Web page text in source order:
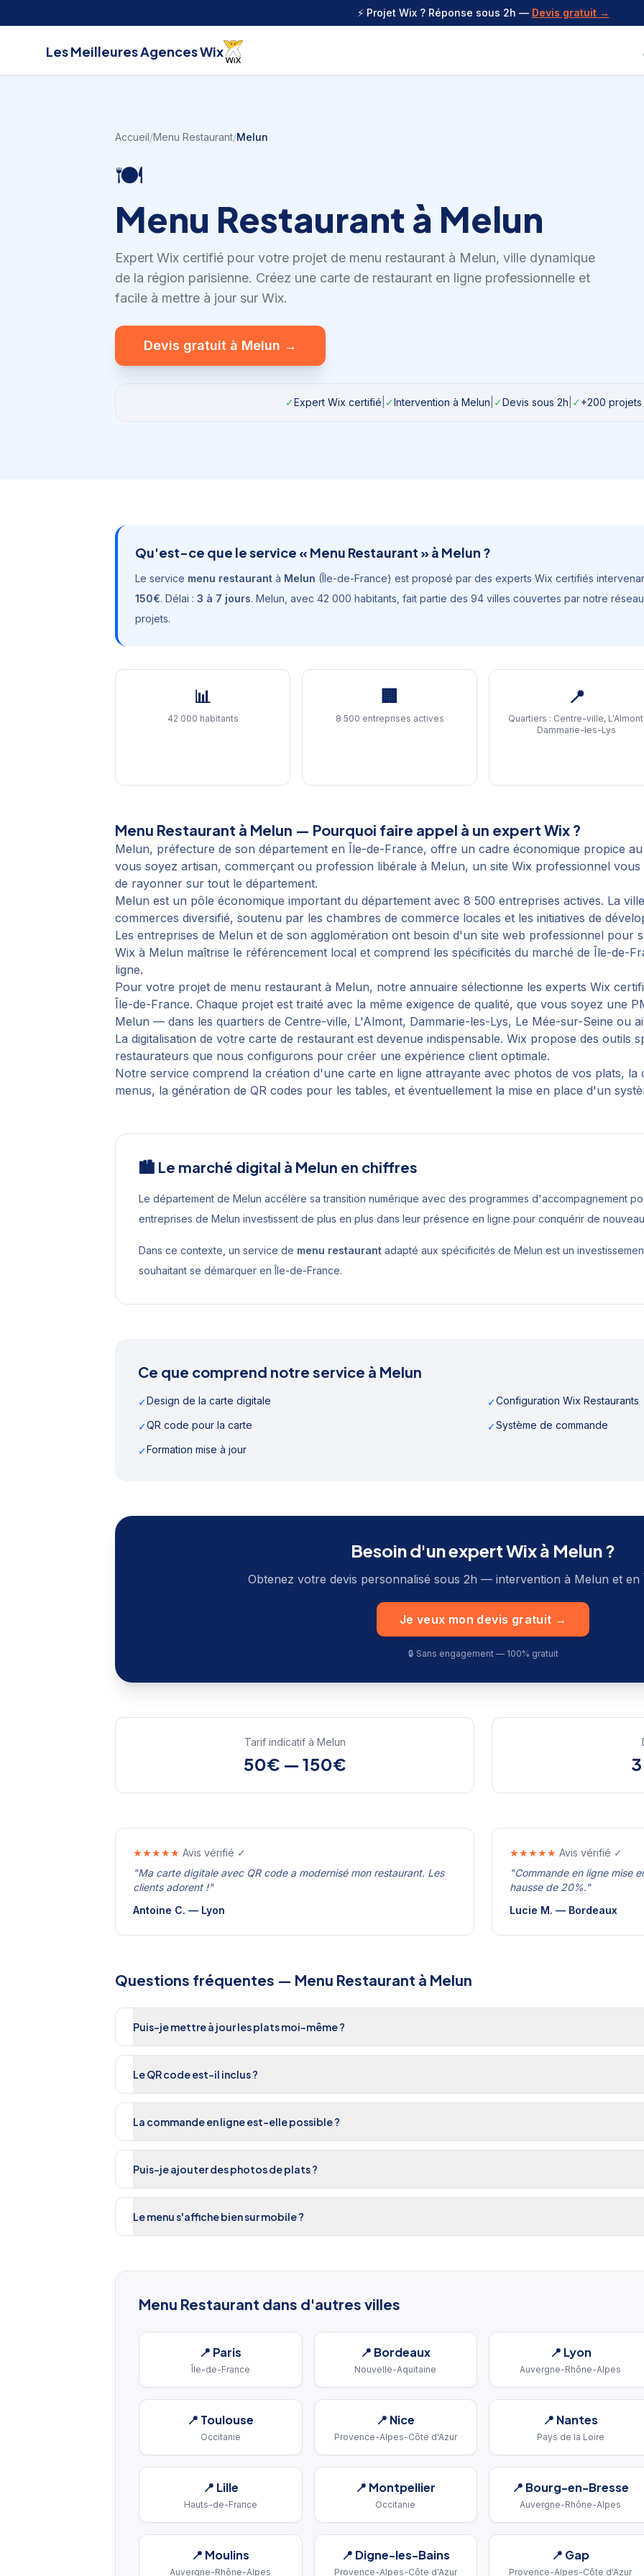
⚡ Projet Wix ? Réponse sous 2h — Devis gratuit →
Les MeilleuresAgences Wix
Accueil/Menu Restaurant/Melun
🍽️
Menu Restaurant à Melun
Expert Wix certifié pour votre projet de menu restaurant à Melun, ville dynamique
de la région parisienne. Créez une carte de restaurant en ligne professionnelle et
facile à mettre à jour sur Wix.
Devis gratuit à Melun →
✓Expert Wix certifié ✓Intervention à Melun ✓Devis sous 2h ✓+200 projets
Qu'est-ce que le service « Menu Restaurant » à Melun ?
Le service menu restaurant à Melun (Île-de-France) est proposé par des experts Wix certifiés
150€. Délai : 3 à 7 jours. Melun , avec 42 000 habitants , fait partie des 94 villes couvertes par notre
projets.
📊
42 000 habitants
🏢
8 500 entreprises actives
📍
Quartiers : Centre-ville,
Dammarie-les-Lys
Menu Restaurant à Melun — Pourquoi faire appel à un expert Wix ?
Melun, préfecture de son département en Île-de-France, offre un cadre économique propice
vous soyez artisan, commerçant ou profession libérale à Melun, un site Wix professionnel
de rayonner sur tout le département.
Melun est un pôle économique important du département avec 8 500 entreprises actives. La
commerces diversifié, soutenu par les chambres de commerce locales et les initiatives de
Les entreprises de Melun et de son agglomération ont besoin d'un site web professionnel pour
Wix à Melun maîtrise le référencement local et comprend les spécificités du marché de Île-de-
ligne.
Pour votre projet de menu restaurant à Melun, notre annuaire sélectionne les experts Wix
Île-de-France. Chaque projet est traité avec la même exigence de qualité, que vous soyez une
Melun — dans les quartiers de Centre-ville, L'Almont, Dammarie-les-Lys, Le Mée-sur-Seine ou
La digitalisation de votre carte de restaurant est devenue indispensable. Wix propose des outils
restaurateurs que nous configurons pour créer une expérience client optimale.
Notre service comprend la création d'une carte en ligne attrayante avec photos de vos plats, la
menus, la génération de QR codes pour les tables, et éventuellement la mise en place d'un
🏙️ Le marché digital à Melun en chiffres
Le département de Melun accélère sa transition numérique avec des programmes d'accompagnement
entreprises de Melun investissent de plus en plus dans leur présence en ligne pour conquérir de
Dans ce contexte, un service de menu restaurant adapté aux spécificités de Melun est un
souhaitant se démarquer enÎle-de-France.
Ce que comprend notre service à Melun
✓Design de la carte digitale ✓Configuration Wix Restaurants
✓QR code pour la carte ✓Système de commande
✓Formation mise à jour
Besoin d'un expert Wix à Melun?
Obtenez votre devis personnalisé sous 2h — intervention à Melun et en
Je veux mon devis gratuit →
🔒 Sans engagement — 100% gratuit
Tarif indicatif à Melun
50€ — 150€
★★★★★ Avis vérifié ✓
"Ma carte digitale avec QR code a modernisé mon restaurant. Les
clients adorent !"
Antoine C. — Lyon
★★★★★ Avis vérifié ✓
"Commande en ligne mise
hausse de 20%."
Lucie M. — Bordeaux
Questions fréquentes — Menu Restaurant à Melun
Puis-je mettre à jour les plats moi-même ?
Le QR code est-il inclus ?
La commande en ligne est-elle possible ?
Puis-je ajouter des photos de plats ?
Le menu s'affiche bien sur mobile ?
Menu Restaurant dans d'autres villes
📍 Paris
Île-de-France
📍 Bordeaux
Nouvelle-Aquitaine
📍 Lyon
Auvergne-Rhône-Alpes
📍 Toulouse
Occitanie
📍 Nice
Provence-Alpes-Côte d'Azur
📍 Nantes
Pays de la Loire
📍 Lille
Hauts-de-France
📍 Montpellier
Occitanie
📍 Bourg-en-Bresse
Auvergne-Rhône-Alpes
📍 Moulins
Auvergne-Rhône-Alpes
📍 Digne-les-Bains
Provence-Alpes-Côte d'Azur
📍 Gap
Provence-Alpes-Côte d'Azur